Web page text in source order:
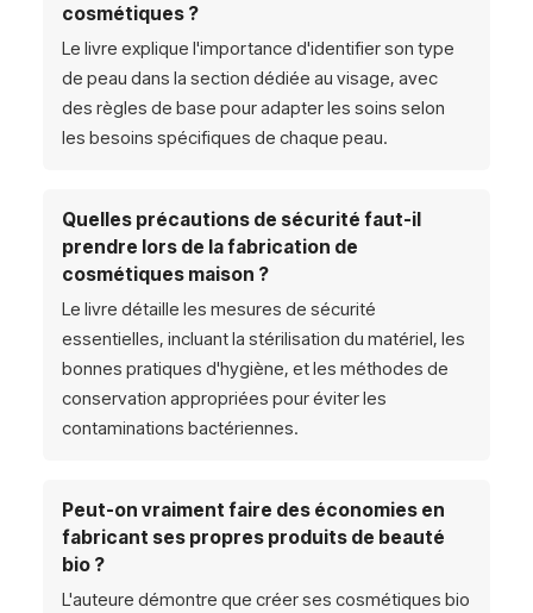
cosmétiques ?
Le livre explique l'importance d'identifier son type
de peau dans la section dédiée au visage, avec
des règles de base pour adapter les soins selon
les besoins spécifiques de chaque peau.
Quelles précautions de sécurité faut-il
prendre lors de la fabrication de
cosmétiques maison ?
Le livre détaille les mesures de sécurité
essentielles, incluant la stérilisation du matériel, les
bonnes pratiques d'hygiène, et les méthodes de
conservation appropriées pour éviter les
contaminations bactériennes.
Peut-on vraiment faire des économies en
fabricant ses propres produits de beauté
bio ?
L'auteure démontre que créer ses cosmétiques bio